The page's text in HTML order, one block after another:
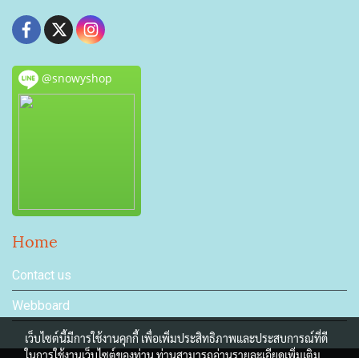
@snowyshop
Home
Contact us
Webboard
เว็บไซต์นี้มีการใช้งานคุกกี้ เพื่อเพิ่มประสิทธิภาพและประสบการณ์ที่ดี
ในการใช้งานเว็บไซต์ของท่าน ท่านสามารถอ่านรายละเอียดเพิ่มเติม